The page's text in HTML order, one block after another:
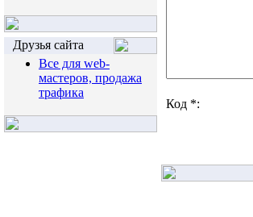
Друзья сайта
Все для web-
мастеров, продажа
трафика
Код *: